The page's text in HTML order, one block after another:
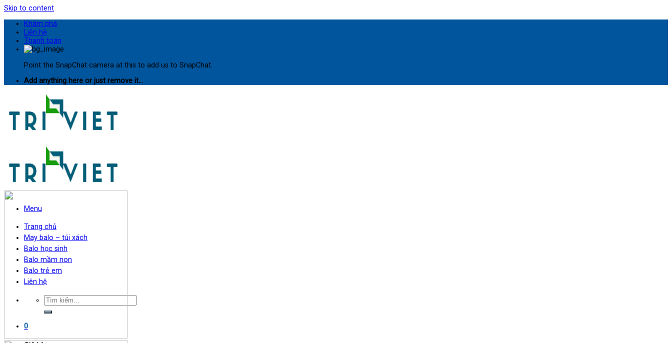
Skip to content
Khám phá
Liên hệ
Thanh toán
Point the SnapChat camera at this to add us to SnapChat.
Add anything here or just remove it...
Menu
Trang chủ
May balo – túi xách
Balo học sinh
Balo mầm non
Balo trẻ em
Liên hệ
0